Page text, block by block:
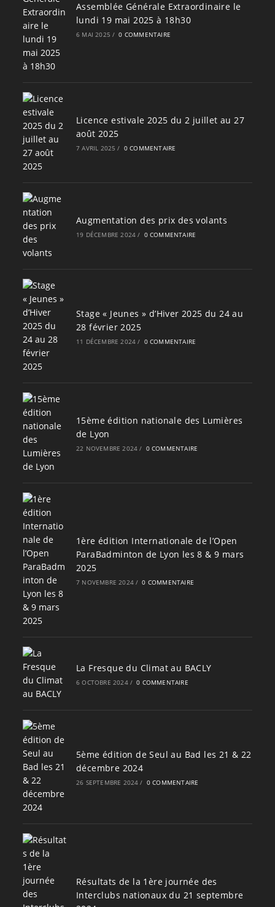
Assemblée Générale Extraordinaire le
lundi 19 mai 2025 à 18h30
6 MAI 2025 / 0 COMMENTAIRE
Licence estivale 2025 du 2 juillet au 27
août 2025
7 AVRIL 2025 / 0 COMMENTAIRE
Augmentation des prix des volants
19 DÉCEMBRE 2024 / 0 COMMENTAIRE
Stage « Jeunes » d’Hiver 2025 du 24 au
28 février 2025
11 DÉCEMBRE 2024 / 0 COMMENTAIRE
15ème édition nationale des Lumières
de Lyon
22 NOVEMBRE 2024 / 0 COMMENTAIRE
1ère édition Internationale de l’Open
ParaBadminton de Lyon les 8 & 9 mars
2025
7 NOVEMBRE 2024 / 0 COMMENTAIRE
La Fresque du Climat au BACLY
6 OCTOBRE 2024 / 0 COMMENTAIRE
5ème édition de Seul au Bad les 21 & 22
décembre 2024
26 SEPTEMBRE 2024 / 0 COMMENTAIRE
Résultats de la 1ère journée des
Interclubs nationaux du 21 septembre